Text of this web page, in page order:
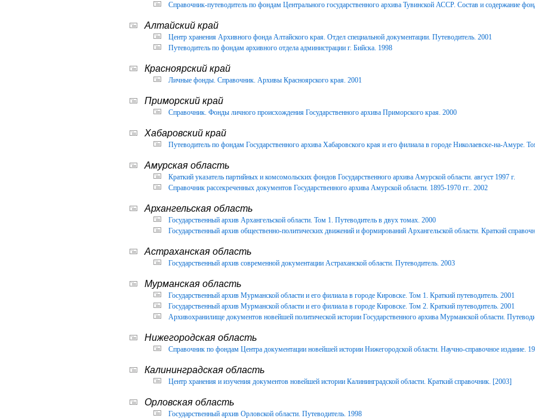
Справочник-путеводитель по фондам Центрального государственного архива Тувинской АССР. Состав и содержание
Алтайский край
Центр хранения Архивного фонда Алтайского края. Отдел специальной документации. Путеводитель. 2001
Путеводитель по фондам архивного отдела администрации г. Бийска. 1998
Красноярский край
Личные фонды. Справочник. Архивы Красноярского края. 2001
Приморский край
Справочник. Фонды личного происхождения Государственного архива Приморского края. 2000
Хабаровский край
Путеводитель по фондам Государственного архива Хабаровского края и его филиала в городе Николаевске-на-Амуре.
Амурская область
Краткий указатель партийных и комсомольских фондов Государственного архива Амурской области. август 1997 г.
Справочник рассекреченных документов Государственного архива Амурской области. 1895-1970 гг.. 2002
Архангельская область
Государственный архив Архангельской области. Том 1. Путеводитель в двух томах. 2000
Государственный архив общественно-политических движений и формирований Архангельской области. Краткий
Астраханская область
Государственный архив современной документации Астраханской области. Путеводитель. 2003
Мурманская область
Государственный архив Мурманской области и его филиала в городе Кировске. Том 1. Краткий путеводитель. 2001
Государственный архив Мурманской области и его филиала в городе Кировске. Том 2. Краткий путеводитель. 2001
Архивохранилище документов новейшей политической истории Государственного архива Мурманской области.
Нижегородская область
Справочник по фондам Центра документации новейшей истории Нижегородской области. Научно-справочное издание.
Калининградская область
Центр хранения и изучения документов новейшей истории Калининградской области. Краткий справочник. [2003]
Орловская область
Государственный архив Орловской области. Путеводитель. 1998